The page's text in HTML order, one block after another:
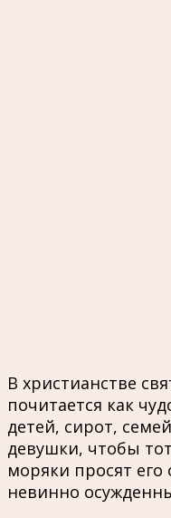
В христианстве
почитается как
детей, сирот,
девушки, чтобы
моряки просят
невинно